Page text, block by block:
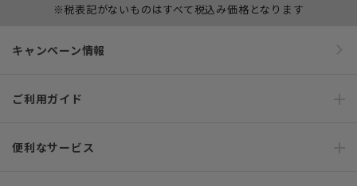
※税表記がないものはすべて税込み価格となります
キャンペーン情報
ご利用ガイド
便利なサービス